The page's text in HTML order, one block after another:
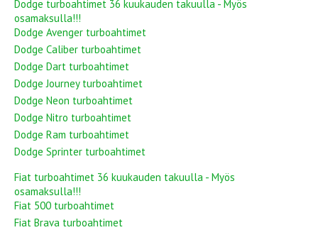
Dodge turboahtimet 36 kuukauden takuulla - Myös
osamaksulla!!!
Dodge Avenger turboahtimet
Dodge Caliber turboahtimet
Dodge Dart turboahtimet
Dodge Journey turboahtimet
Dodge Neon turboahtimet
Dodge Nitro turboahtimet
Dodge Ram turboahtimet
Dodge Sprinter turboahtimet
Fiat turboahtimet 36 kuukauden takuulla - Myös
osamaksulla!!!
Fiat 500 turboahtimet
Fiat Brava turboahtimet